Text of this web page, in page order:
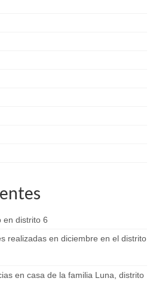
en distrito 6
realizadas en diciembre en el distrito
en casa de la familia Luna, distrito